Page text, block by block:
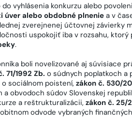
vyhlásenia konkurzu alebo
úver alebo obdobné plnenie a v
zverejnenej účtovnej závierky
uspokojiť iba v rozsahu, ktorý
.
boli novelizované aj súvisiace
71/1992 Zb. o súdnych poplatkoch a
o sociálnom poistení, zákon č. 530/
a obvodoch súdov Slovenskej
a reštrukturalizácii, zákon č. 25/
odvode vybraných